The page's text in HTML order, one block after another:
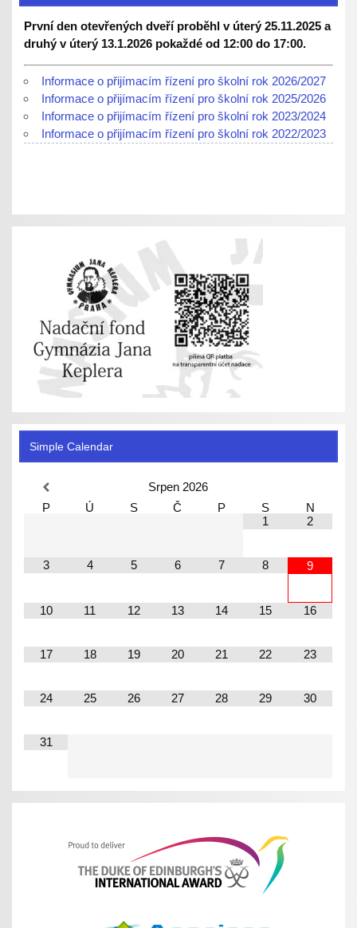
První den otevřených dveří proběhl v úterý 25.11.2025 a
druhý v úterý 13.1.2026 pokaždé od 12:00 do 17:00.
Informace o přijímacím řízení pro školní rok 2026/2027
Informace o přijímacím řízení pro školní rok 2025/2026
Informace o přijímacím řízení pro školní rok 2023/2024
Informace o přijímacím řízení pro školní rok 2022/2023
Simple Calendar
Srpen 2026
P
Ú S Č P S
N
1
2
3 4 5 6 7 8 9
10 11 12 13 14 15 16
17 18 19 20 21 22 23
24 25 26 27 28 29 30
31